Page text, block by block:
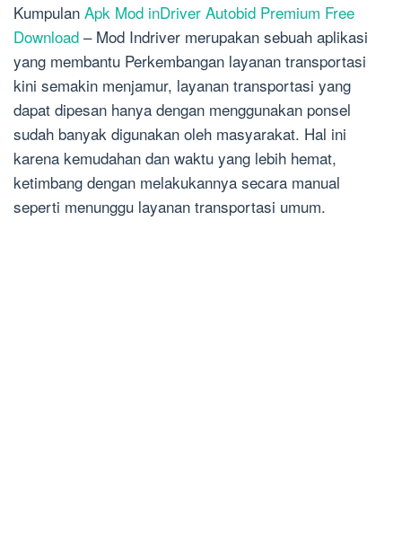
Kumpulan Apk Mod inDriver Autobid Premium Free
Download – Mod Indriver merupakan sebuah aplikasi
yang membantu Perkembangan layanan transportasi
kini semakin menjamur, layanan transportasi yang
dapat dipesan hanya dengan menggunakan ponsel
sudah banyak digunakan oleh masyarakat. Hal ini
karena kemudahan dan waktu yang lebih hemat,
ketimbang dengan melakukannya secara manual
seperti menunggu layanan transportasi umum.